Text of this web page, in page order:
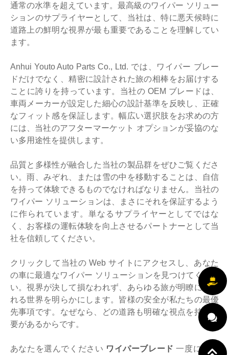
通常の水準を超えています。最高級のワイパー ソリュー
ションのサプライヤーとして、当社は、特に悪天候時に
道路上の鮮明な視界が最も重要であることを理解してい
ます。
Anhui Youto Auto Parts Co., Ltd. では、ワイパー ブレー
ドだけでなく、精密に設計された旅の相棒をお届けする
ことに誇りを持っています。当社の OEM ブレードは、
車両メーカーが設定した細心の設計基準を反映し、正確
なフィット感を保証します。幅広い選択肢をお求めの方
には、当社のアフターマーケット オプションが妥協のな
い多用途性を提供します。
品質と多様性が融合した当社の製品群をぜひご覧くださ
い。雨、みぞれ、または雪の中を移動することは、自信
を持って体験できるものでなければなりません。当社の
ワイパー ソリューションは、まさにそれを保証するよう
に作られています。単なるサプライヤーとしてではな
く、お客様の運転体験を向上させるパートナーとして当
社を信頼してください。
クリックして当社の Web サイトにアクセスし、あなた
の車に最適なワイパー ソリューションを見つけてくださ
い。視界が決して損なわれず、あらゆる旅が明瞭に行わ
れる世界を明らかにします。皆様の安全が私たちの最優
先事項です。なぜなら、どの道路も明確な視点を持つ必
要があるからです。
あなたを選んでください ワイパーブレード 一度に 1 回